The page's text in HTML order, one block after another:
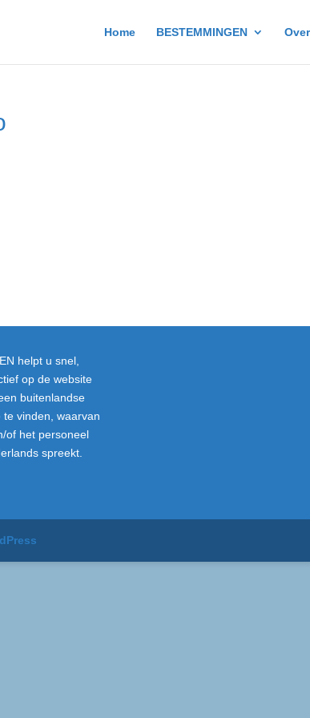
Home BESTEMMINGEN
helpt u snel,
op de website
buitenlandse
vinden, waarvan
of het personeel
spreekt.